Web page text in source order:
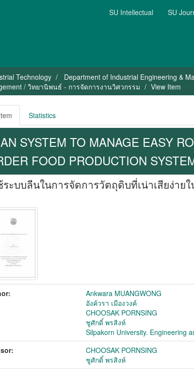
SU Intellectual SU
Technology Department of Industrial Engineering &
/ วิทยานิพนธ์ - การจัดการงานวิศวกรรม
View Item
Statistics
SYSTEM TO MANAGE EASY
FOOD PRODUCTION
ระบบลีนในการจัดการวัตถุดิบที่เน่าเสียง่าย
Ankwara MUANGWONG
อังค์วรา เมืองวงค์
CHOOSAK PORNSING
ชูศักดิ์ พรสิงห์
Silpakorn University. Engineering
CHOOSAK PORNSING
ชูศักดิ์ พรสิงห์